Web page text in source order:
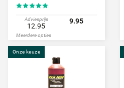
Adviesprijs
12.95
9.95
Meerdere opties
Onze keuze